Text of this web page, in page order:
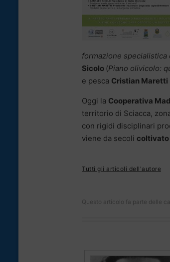
formazione
Sicolo (Piano olivicolo:
e pesca Cristian Maretti
Oggi la Cooperativa
territorio di Sciacca,
con rigidi disciplinari
viene da secoli coltivato
Tutti gli articoli dell'autore
Questo articolo fa parte delle